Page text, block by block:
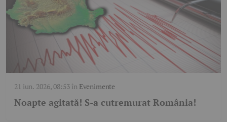
21 iun. 2026, 08:53în Evenimente
Noapte agitată! S-a cutremurat România!